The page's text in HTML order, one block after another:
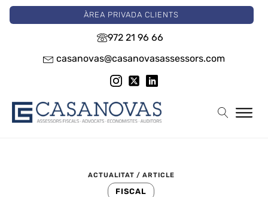
ÀREA PRIVADA CLIENTS
972 21 96 66
casanovas@casanovasassessors.com
ACTUALITAT / ARTICLE
FISCAL